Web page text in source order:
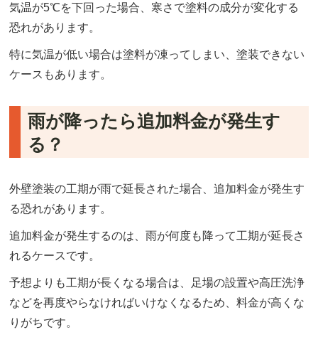
気温が5℃を下回った場合、寒さで塗料の成分が変化する
恐れがあります。
特に気温が低い場合は塗料が凍ってしまい、塗装できない
ケースもあります。
雨が降ったら追加料金が発生す
る？
外壁塗装の工期が雨で延長された場合、追加料金が発生す
る恐れがあります。
追加料金が発生するのは、雨が何度も降って工期が延長さ
れるケースです。
予想よりも工期が長くなる場合は、足場の設置や高圧洗浄
などを再度やらなければいけなくなるため、料金が高くな
りがちです。